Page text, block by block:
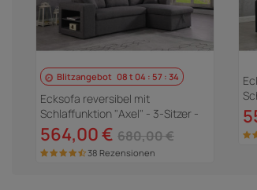
Blitzangebot 08 t 04 : 57: 33
Ecksofa reversibel mit
Schlaffunktion "Axel" - 3-Sitzer -
Grau
564,00 € 680,00 €
38 Rezensionen